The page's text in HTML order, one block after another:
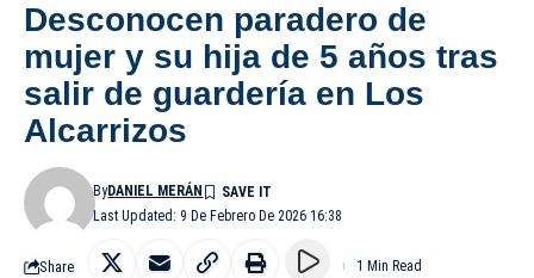
Desconocen paradero de
mujer y su hija de 5 años tras
salir de guardería en Los
Alcarrizos
Last Updated: 9 De Febrero De 2026 16:38
ByDANIEL MERÁN
Share 1 Min Read